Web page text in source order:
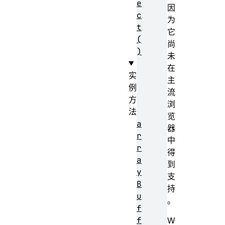
因
为
它
尚
未
在
主
流
浏
览
器
中
得
到
支
持
。
W
e
c
t
(
)
实
例
方
法
a
r
r
a
y
B
u
f
f